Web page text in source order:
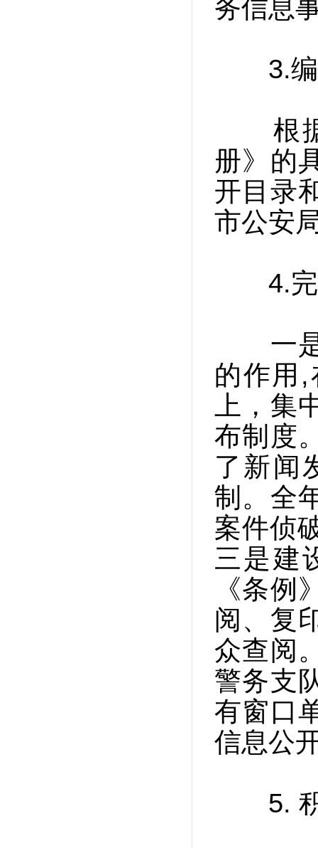
务信息
3.编
根据
册》的
开目录
市公安
4.完
一是
的作用,
上，集
布制度
了新闻
制。全
案件侦
三是建
《条
阅、复
众查阅
警务支
有窗口
信息公
5. 积